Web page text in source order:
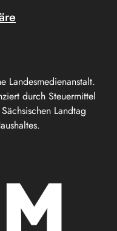
Landesmedienanstalt.
durch Steuermittel
Landtag